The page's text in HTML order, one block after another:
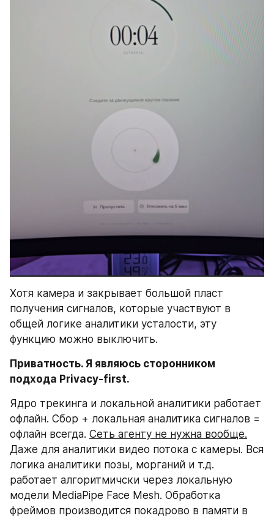
Хотя камера и закрывает большой пласт
получения сигналов, которые участвуют в
общей логике аналитики усталости, эту
функцию можно выключить.
Приватность. Я являюсь сторонником
подхода Privacy-first.
Ядро трекинга и локальной аналитики работает
офлайн. Сбор + локальная аналитика сигналов =
офлайн всегда. Сеть агенту не нужна вообще.
Даже для аналитики видео потока с камеры. Вся
логика аналитики позы, морганий и т.д.
работает алгоритмичски через локальную
модели MediaPipe Face Mesh. Обработка
фреймов производится покадрово в памяти в